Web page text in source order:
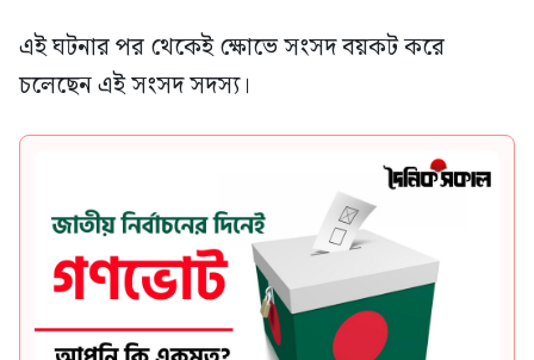
এই ঘটনার পর থেকেই ক্ষোভে সংসদ বয়কট করে
চলেছেন এই সংসদ সদস্য।